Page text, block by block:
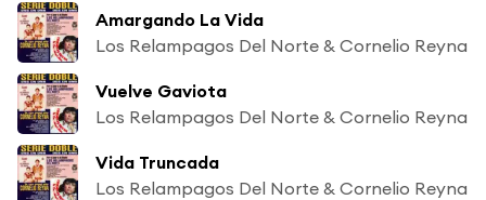
Amargando La Vida
Los Relampagos Del Norte & Cornelio Reyna
Vuelve Gaviota
Los Relampagos Del Norte & Cornelio Reyna
Vida Truncada
Los Relampagos Del Norte & Cornelio Reyna